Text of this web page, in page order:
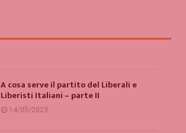
A cosa serve il partito del Liberali e
Liberisti Italiani – parte II
14/05/2023